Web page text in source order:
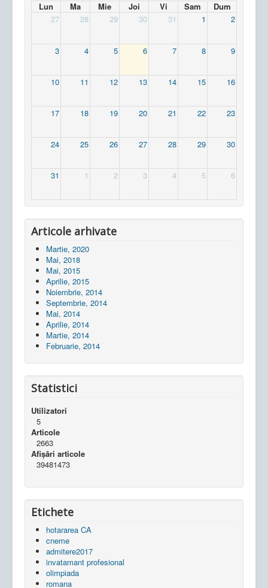
Lun Ma Mie Joi Vi Sam
Dum
27
28 29 30 31 1 2
3 4 5 6 7 8 9
10 11 12 13 14 15 16
17 18 19 20 21 22 23
24 25 26 27 28 29 30
31 1 2 3 4 5 6
Articole arhivate
Martie, 2020
Mai, 2018
Mai, 2015
Aprilie, 2015
Noiembrie, 2014
Septembrie, 2014
Mai, 2014
Aprilie, 2014
Martie, 2014
Februarie, 2014
Statistici
Utilizatori
5
Articole
2663
Afișări articole
39481473
Etichete
hotararea CA
cneme
admitere2017
invatamant profesional
olimpiada
romana